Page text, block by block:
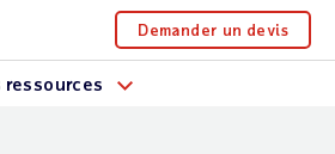
Demander un devis
ressources